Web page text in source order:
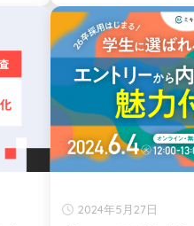
2024年5月27日